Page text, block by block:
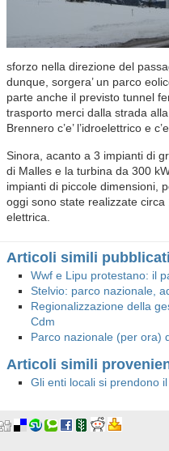
sforzo nella direzione del
dunque, sorgera’ un parco
parte anche il previsto tunnel
trasporto merci dalla strada
Brennero c’e’ l’idroelettrico e
Sinora, acanto a 3 impianti di
di Malles e la turbina da 300
impianti di piccole dimensioni,
oggi sono state realizzate
elettrica.
Articoli simili
Wwf e Lipu protestano: il
Stelvio: parco nazionale,
Regionalizzazione della
Cdm
Parco nazionale (per ora)
Articoli simili
Gli enti locali si prendono